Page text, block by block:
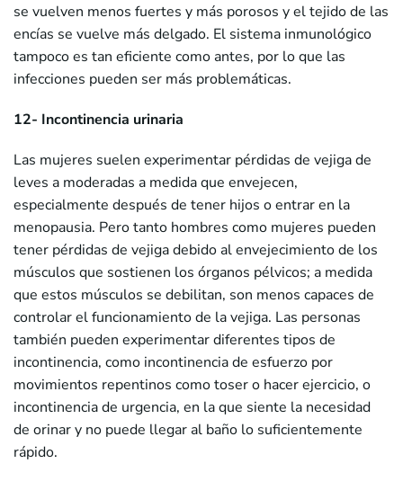
se vuelven menos fuertes y más porosos y el tejido de las
encías se vuelve más delgado. El sistema inmunológico
tampoco es tan eficiente como antes, por lo que las
infecciones pueden ser más problemáticas.
12- Incontinencia urinaria
Las mujeres suelen experimentar pérdidas de vejiga de
leves a moderadas a medida que envejecen,
especialmente después de tener hijos o entrar en la
menopausia. Pero tanto hombres como mujeres pueden
tener pérdidas de vejiga debido al envejecimiento de los
músculos que sostienen los órganos pélvicos; a medida
que estos músculos se debilitan, son menos capaces de
controlar el funcionamiento de la vejiga. Las personas
también pueden experimentar diferentes tipos de
incontinencia, como incontinencia de esfuerzo por
movimientos repentinos como toser o hacer ejercicio, o
incontinencia de urgencia, en la que siente la necesidad
de orinar y no puede llegar al baño lo suficientemente
rápido.